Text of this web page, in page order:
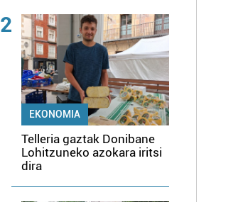
2
EKONOMIA
Telleria gaztak Donibane
Lohitzuneko azokara iritsi
dira